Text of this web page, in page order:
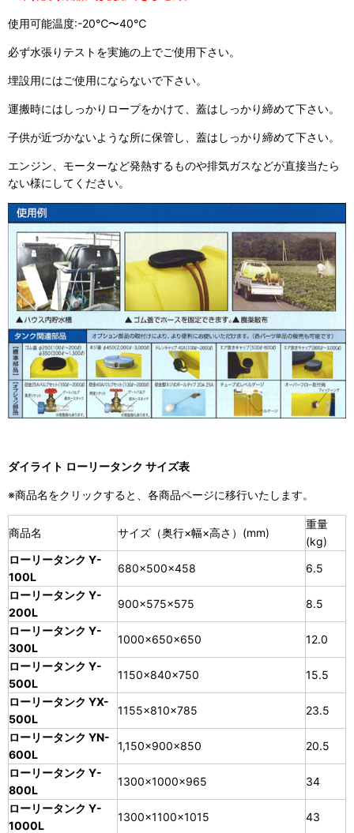
使用可能温度:-20℃〜40℃
必ず水張りテストを実施の上でご使用下さい。
埋設用にはご使用にならないで下さい。
運搬時にはしっかりロープをかけて、蓋はしっかり締めて下さい。
子供が近づかないような所に保管し、蓋はしっかり締めて下さい。
エンジン、モーターなど発熱するものや排気ガスなどが直接当たら
ない様にしてください。
ダイライト ローリータンク サイズ表
※商品名をクリックすると、各商品ページに移行いたします。
商品名 サイズ（奥行×幅×高さ）(mm)
重量
(kg)
ローリータンク Y-
100L
680×500×458
6.5
ローリータンク Y-
200L
900×575×575
8.5
ローリータンク Y-
300L
1000×650×650
12.0
ローリータンク Y-
500L
1150×840×750
15.5
ローリータンク YX-
500L
1155×810×785
23.5
ローリータンク YN-
600L
1,150×900×850
20.5
ローリータンク Y-
800L
1300×1000×965
34
ローリータンク Y-
1000L
1300×1100×1015
43